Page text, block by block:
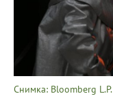
Снимка: Bloomberg L.P.